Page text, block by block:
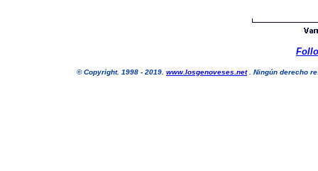
©Copyright. 1998 - 2019. www.losgenoveses.net. Ningún derecho